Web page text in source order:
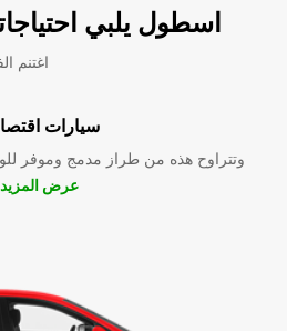
اسطول يلبي
اغتنم
سيارات
وتتراوح هذه من طراز مدمج وموفر
عرض المزيد